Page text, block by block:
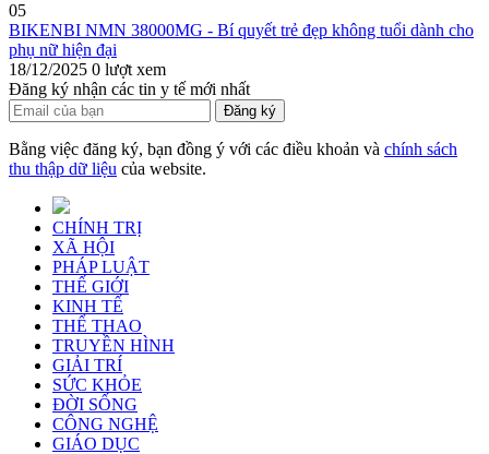
05
BIKENBI NMN 38000MG - Bí quyết trẻ đẹp không tuổi dành cho
phụ nữ hiện đại
18/12/2025 0 lượt xem
Đăng ký nhận các tin y tế mới nhất
Đăng ký
Bằng việc đăng ký, bạn đồng ý với các điều khoản và chính sách
thu thập dữ liệu của website.
CHÍNH TRỊ
XÃ HỘI
PHÁP LUẬT
THẾ GIỚI
KINH TẾ
THỂ THAO
TRUYỀN HÌNH
GIẢI TRÍ
SỨC KHỎE
ĐỜI SỐNG
CÔNG NGHỆ
GIÁO DỤC